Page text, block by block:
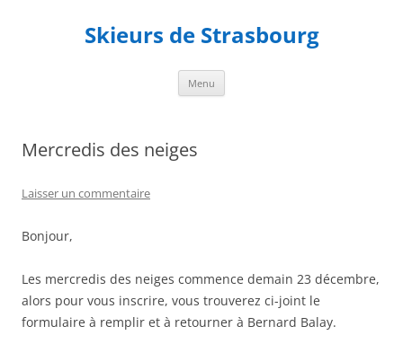
Skieurs de Strasbourg
Menu
Mercredis des neiges
Laisser un commentaire
Bonjour,
Les mercredis des neiges commence demain 23 décembre,
alors pour vous inscrire, vous trouverez ci-joint le
formulaire à remplir et à retourner à Bernard Balay.